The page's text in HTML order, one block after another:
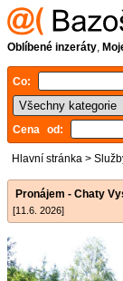
Oblíbené inzeráty,
Co:
Cena od:
Hlavní stránka >
Pronájem - Chaty
[11.6. 2026]